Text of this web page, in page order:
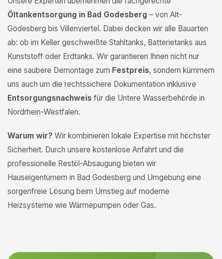
Öltankentsorgung in Bad Godesberg – von Alt-
Godesberg bis Villenviertel. Dabei decken wir alle Bauarten
ab: ob im Keller geschweißte Stahltanks, Batterietanks aus
Kunststoff oder Erdtanks. Wir garantieren Ihnen nicht nur
eine saubere Demontage zum Festpreis, sondern kümmern
uns auch um die rechtssichere Dokumentation inklusive
Entsorgungsnachweis für die Untere Wasserbehörde in
Nordrhein-Westfalen.
Warum wir? Wir kombinieren lokale Expertise mit höchster
Sicherheit. Durch unsere kostenlose Anfahrt und die
professionelle Restöl-Absaugung bieten wir
Hauseigentümern in Bad Godesberg und Umgebung eine
sorgenfreie Lösung beim Umstieg auf moderne
Heizsysteme wie Wärmepumpen oder Gas.